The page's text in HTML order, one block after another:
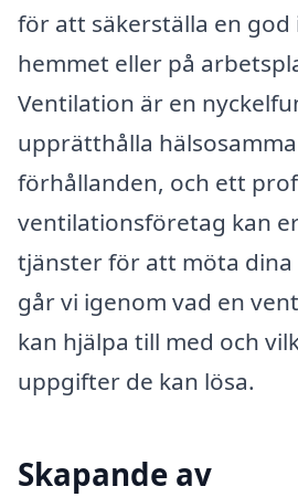
för att säkerställa en god
hemmet eller på
Ventilation är en
upprätthålla
förhållanden, och ett
ventilationsföretag kan
tjänster för att möta dina
går vi igenom vad en
kan hjälpa till med och
uppgifter de kan lösa.
Skapande av